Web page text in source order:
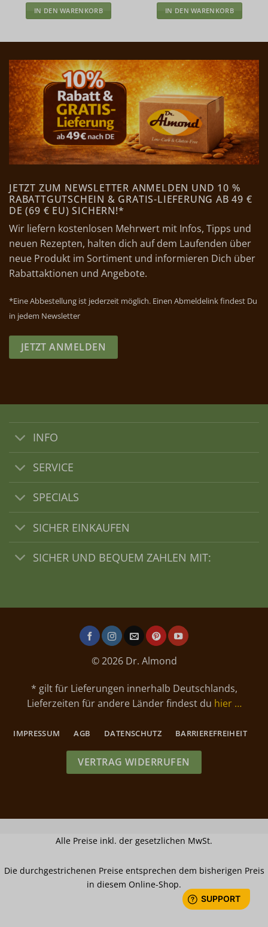
IN DEN WARENKORB IN DEN WARENKORB
JETZT ZUM NEWSLETTER ANMELDEN UND 10 %
RABATTGUTSCHEIN & GRATIS-LIEFERUNG AB 49 €
DE (69 € EU) SICHERN!*
Wir liefern kostenlosen Mehrwert mit Infos, Tipps und
neuen Rezepten, halten dich auf dem Laufenden über
neue Produkt im Sortiment und informieren Dich über
Rabattaktionen und Angebote.
*Eine Abbestellung ist jederzeit möglich. Einen Abmeldelink findest Du
in jedem Newsletter
JETZT ANMELDEN
INFO
SERVICE
SPECIALS
SICHER EINKAUFEN
SICHER UND BEQUEM ZAHLEN MIT:
© 2026 Dr. Almond
* gilt für Lieferungen innerhalb Deutschlands,
Lieferzeiten für andere Länder findest du hier …
IMPRESSUM AGB DATENSCHUTZ BARRIEREFREIHEIT
VERTRAG WIDERRUFEN
Alle Preise inkl. der gesetzlichen MwSt.
Die durchgestrichenen Preise entsprechen dem bisherigen Preis
in diesem Online-Shop.